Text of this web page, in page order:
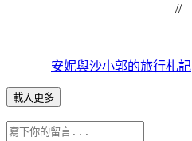
//
安妮與沙小郭的旅行札記
載入更多